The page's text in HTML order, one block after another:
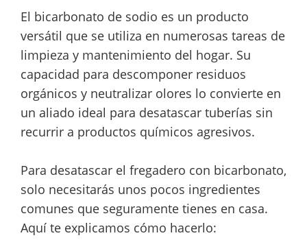
El bicarbonato de sodio es un producto
versátil que se utiliza en numerosas tareas de
limpieza y mantenimiento del hogar. Su
capacidad para descomponer residuos
orgánicos y neutralizar olores lo convierte en
un aliado ideal para desatascar tuberías sin
recurrir a productos químicos agresivos.
Para desatascar el fregadero con bicarbonato,
solo necesitarás unos pocos ingredientes
comunes que seguramente tienes en casa.
Aquí te explicamos cómo hacerlo: